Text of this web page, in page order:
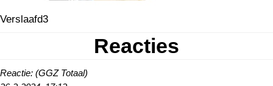
Verslaafd3
Reacties
Reactie: (GGZ Totaal)